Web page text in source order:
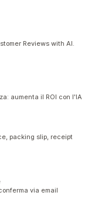
Reviews with AI.
aumenta il ROI con l'IA
packing slip, receipt
via email